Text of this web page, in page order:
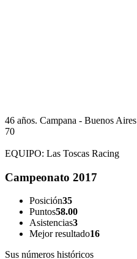
46 años. Campana - Buenos Aires
70
EQUIPO: Las Toscas Racing
Campeonato 2017
Posición35
Puntos58.00
Asistencias3
Mejor resultado16
Sus números históricos